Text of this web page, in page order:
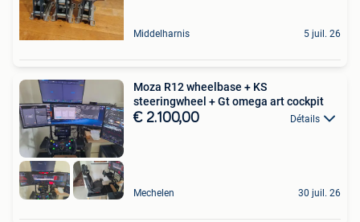
Middelharnis 5 juil. 26
Moza R12 wheelbase + KS
steeringwheel + Gt omega art cockpit
€ 2.100,00 Détails
Mechelen 30 juil. 26